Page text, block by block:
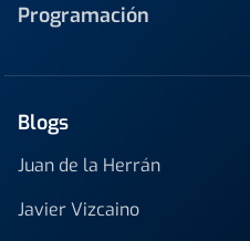
Programación
Blogs
Juan de la Herrán
Javier Vizcaino